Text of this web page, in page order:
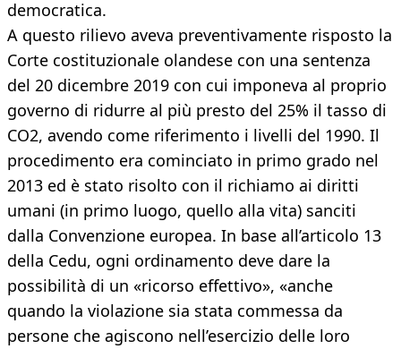
democratica.
A questo rilievo aveva preventivamente risposto la
Corte costituzionale olandese con una sentenza
del 20 dicembre 2019 con cui imponeva al proprio
governo di ridurre al più presto del 25% il tasso di
CO2, avendo come riferimento i livelli del 1990. Il
procedimento era cominciato in primo grado nel
2013 ed è stato risolto con il richiamo ai diritti
umani (in primo luogo, quello alla vita) sanciti
dalla Convenzione europea. In base all’articolo 13
della Cedu, ogni ordinamento deve dare la
possibilità di un «ricorso effettivo», «anche
quando la violazione sia stata commessa da
persone che agiscono nell’esercizio delle loro